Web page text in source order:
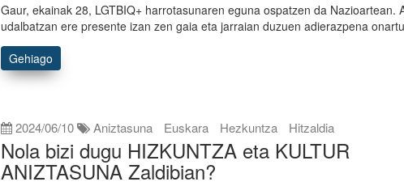
Gaur, ekainak 28, LGTBIQ+ harrotasunaren eguna ospatzen da Nazioartean.
udalbatzan ere presente izan zen gaia eta jarraian duzuen adierazpena
Gehiago
2024/06/10 Aniztasuna Euskara Hezkuntza Hitzaldia
Nola bizi dugu HIZKUNTZA eta KULTUR
ANIZTASUNA Zaldibian?